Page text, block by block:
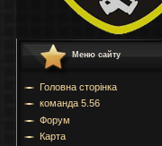
Меню сайту
Головна сторінка
команда 5.56
Форум
Карта